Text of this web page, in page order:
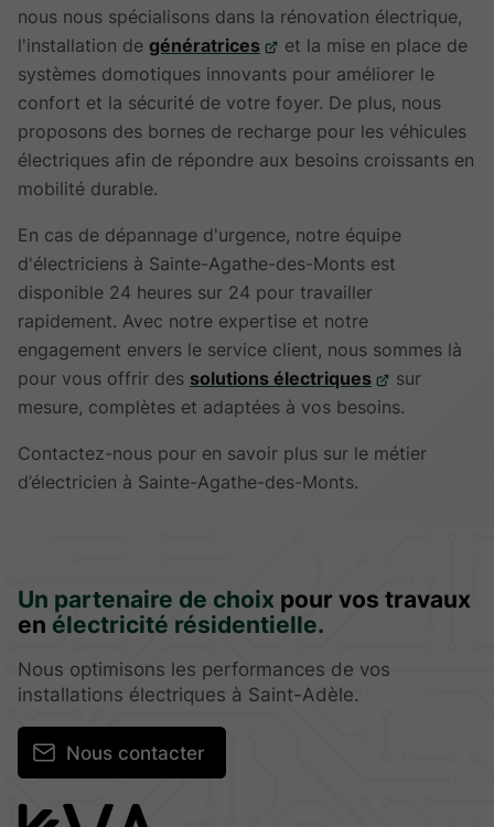
nous nous spécialisons dans la rénovation électrique,
l'installation de génératrices
et la mise en place de
systèmes domotiques innovants pour améliorer le
confort et la sécurité de votre foyer. De plus, nous
proposons des bornes de recharge pour les véhicules
électriques afin de répondre aux besoins croissants en
mobilité durable.
En cas de dépannage d'urgence, notre équipe
d'électriciens à Sainte-Agathe-des-Monts est
disponible 24 heures sur 24 pour travailler
rapidement. Avec notre expertise et notre
engagement envers le service client, nous sommes là
pour vous offrir des solutions électriques
sur
mesure, complètes et adaptées à vos besoins.
Contactez-nous pour en savoir plus sur le métier
d’électricien à Sainte-Agathe-des-Monts.
Un partenaire de choix pour vos travaux
en électricité résidentielle.
Nous optimisons les performances de vos
installations électriques à Saint-Adèle.
Nous contacter